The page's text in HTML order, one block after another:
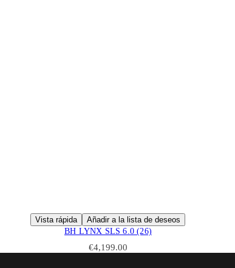
Vista rápida
Añadir a la lista de deseos
BH LYNX SLS 6.0 (26)
€4,199.00